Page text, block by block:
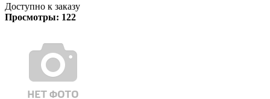
Доступно к заказу
Просмотры: 122